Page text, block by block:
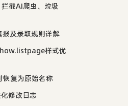
截AI爬虫、垃圾
及录取规则详解
样式优
恢复为原始名称
修改日志